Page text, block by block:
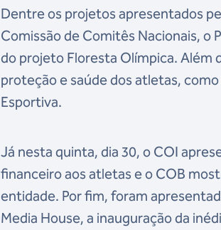
Dentre os projetos apresentados
Comissão de Comitês Nacionais, o
do projeto Floresta Olímpica. Além
proteção e saúde dos atletas,
Esportiva.
Já nesta quinta, dia 30, o COI
financeiro aos atletas e o COB
entidade. Por fim, foram
Media House, a inauguração da